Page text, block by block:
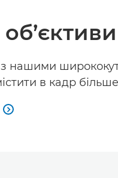
нашими
в кадр
